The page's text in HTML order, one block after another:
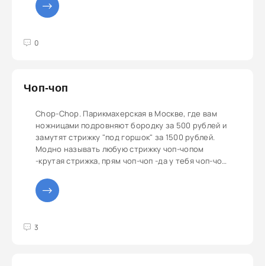
0
5
Чоп-чоп
Chop-Chop. Парикмахерская в Москве, где вам
ножницами подровняют бородку за 500 рублей и
замутят стрижку "под горшок" за 1500 рублей.
Модно называть любую стрижку чоп-чопом
-крутая стрижка, прям чоп-чоп -да у тебя чоп-чоп
парикмахерской за сотку, а после пиздят что у
них чоп-чоп.
3
5